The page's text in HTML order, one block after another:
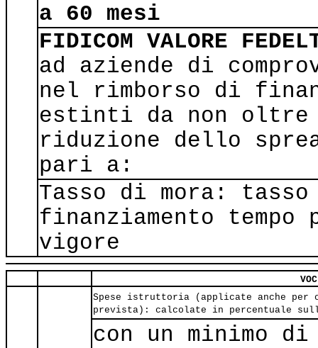
a 60 mesi
FIDICOM VALORE
ad aziende di
nel rimborso di
estinti da non oltre
riduzione dello
pari a:
Tasso di mora:
finanziamento tempo
vigore
Spese istruttoria (applicate anche per
prevista): calcolate in percentuale
con un minimo di